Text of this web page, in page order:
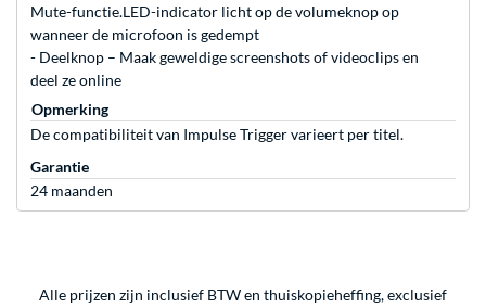
Mute-functie.LED-indicator licht op de volumeknop op
wanneer de microfoon is gedempt
- Deelknop – Maak geweldige screenshots of videoclips en
deel ze online
Opmerking
De compatibiliteit van Impulse Trigger varieert per titel.
Garantie
24 maanden
Alle prijzen zijn inclusief BTW en thuiskopieheffing, exclusief